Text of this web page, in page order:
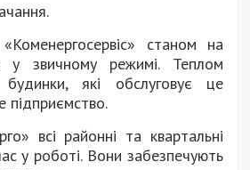
станом на
звичному режимі. Теплом
будинки, які обслуговує це
підприємство.
всі районні та квартальні
у роботі. Вони забезпечують